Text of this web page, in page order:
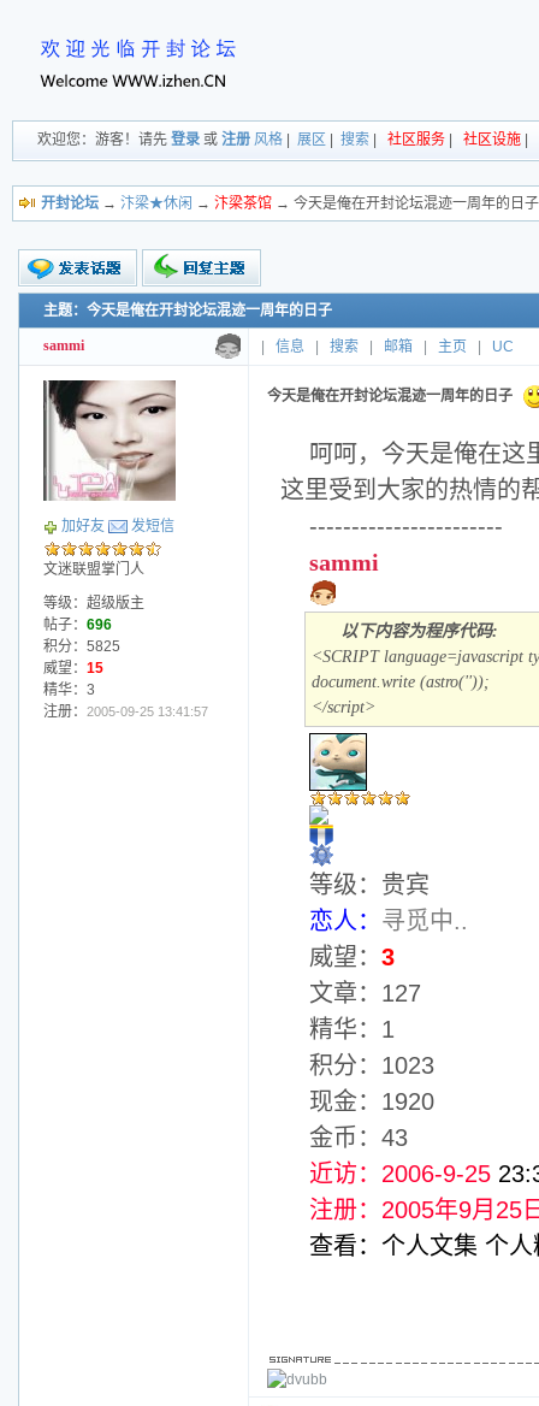
欢迎您：游客！请先 登录 或 注册 风格 展区 搜索 社区服务 社区设施
开封论坛 → 汴梁★休闲 → 汴梁茶馆 → 今天是俺在开封论坛混迹一周年的日子
新的主题
投票帖
交易帖
小字报
主题：今天是俺在开封论坛混迹一周年的日子
sammi 信息 搜索 邮箱 主页 UC
加好友 发短信
文迷联盟掌门人
等级：超级版主
帖子： 696
积分：5825
威望： 15
精华：3
注册： 2005-09-25 13:41:57
今天是俺在开封论坛混迹一周年的日子
呵呵，今天是俺在这
这里受到大家的热情的
-----------------------
sammi
以下内容为程序代码:
<SCRIPT language=javascript
document.write (astro(''));
</script>
等级：贵宾
恋人： 寻觅中..
威望： 3
文章：127
精华：1
积分：1023
现金：1920
金币：43
近访：2006-9-25
注册：2005年9月25
查看： 个人文集 个人